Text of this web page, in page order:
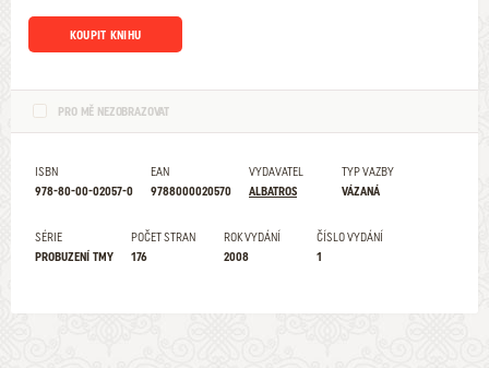
KOUPIT KNIHU
PRO MĚ NEZOBRAZOVAT
ISBN
978-80-00-02057-0
EAN
9788000020570
VYDAVATEL
ALBATROS
TYP VAZBY
VÁZANÁ
SÉRIE
PROBUZENÍ TMY
POČET STRAN
176
ROK VYDÁNÍ
2008
ČÍSLO VYDÁNÍ
1